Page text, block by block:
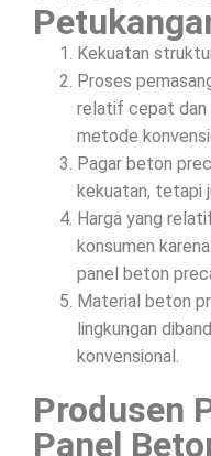
Kekuatan
Proses
relatif cepat dan
metode
Pagar beton
kekuatan, tetapi
Harga yang
konsumen
panel beton
Material beton
lingkungan
konvensional.
Produsen
Panel